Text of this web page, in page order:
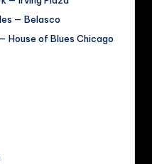
— Belasco
House of Blues Chicago